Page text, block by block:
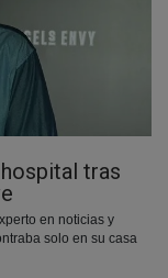
tras
en noticias y
solo en su casa